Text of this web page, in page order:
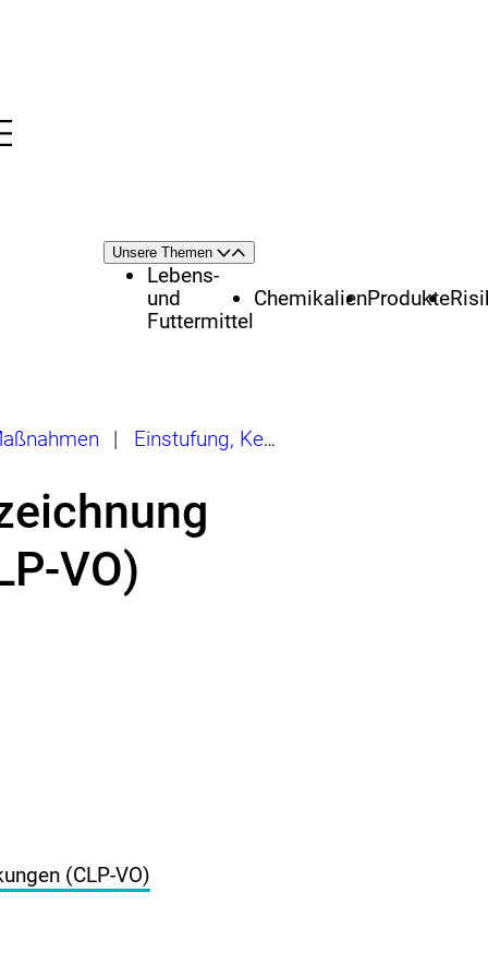
Themenschwerpunkte
Unsere Themen Öffnen
Schließen
Lebens-
und
Futtermittel
ChemikalienProdukte
| Einstufung, Kennzeichnung, Restriktionen
VO)
(CLP-VO)